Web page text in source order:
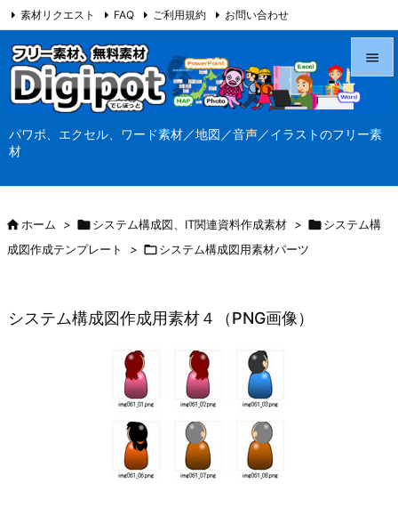
パワポ、エクセル、ワード素材／地図／音声／イラストのフリー素
材




素材リクエスト FAQ ご利用規約 お問い合わせ
当サイト（Digipot.net）について
ホーム > システム構成図、IT関連資料作成素材 > システム構
成図作成テンプレート
> システム構成図用素材パーツ
システム構成図作成用素材４（PNG画像）